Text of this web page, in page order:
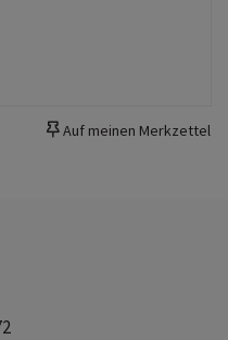
Auf meinen Merkzettel